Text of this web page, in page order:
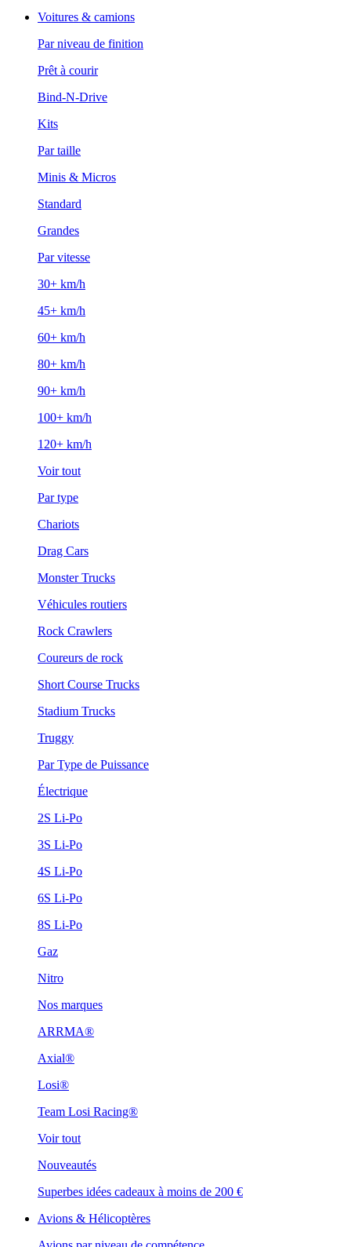
Voitures & camions
Par niveau de finition
Prêt à courir
Bind-N-Drive
Kits
Par taille
Minis & Micros
Standard
Grandes
Par vitesse
30+ km/h
45+ km/h
60+ km/h
80+ km/h
90+ km/h
100+ km/h
120+ km/h
Voir tout
Par type
Chariots
Drag Cars
Monster Trucks
Véhicules routiers
Rock Crawlers
Coureurs de rock
Short Course Trucks
Stadium Trucks
Truggy
Par Type de Puissance
Électrique
2S Li-Po
3S Li-Po
4S Li-Po
6S Li-Po
8S Li-Po
Gaz
Nitro
Nos marques
ARRMA®
Axial®
Losi®
Team Losi Racing®
Voir tout
Nouveautés
Superbes idées cadeaux à moins de 200 €
Avions & Hélicoptères